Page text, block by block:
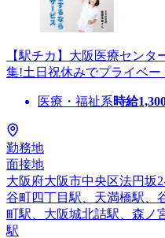
【駅チカ】大阪医療セン
集!土日祝休みでプライベー
医療・福祉系時給
勤務地
面接地
大阪府大阪市中央区法円坂
谷町四丁目駅、天満橋駅、
町駅、大阪城北詰駅、森ノ
駅